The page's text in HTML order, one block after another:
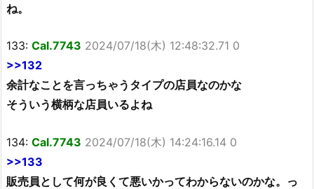
ね。
133: Cal.7743 2024/07/18(木) 12:48:32.71 0
>>132
余計なことを言っちゃうタイプの店員なのかな
そういう横柄な店員いるよね
134: Cal.7743 2024/07/18(木) 14:24:16.14 0
>>133
販売員として何が良くて悪いかってわからないのかな。っ